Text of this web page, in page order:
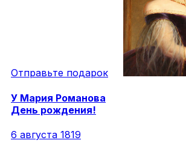
Отправьте подарок
У Мария Романова
День рождения!
6 августа 1819